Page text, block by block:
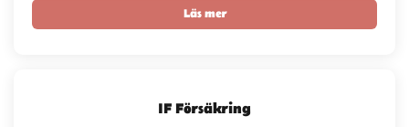
Läs mer
IF Försäkring